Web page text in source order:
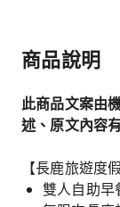
商品說明
此商品文案由
述、原文內容
【長鹿旅遊度
雙人自助早